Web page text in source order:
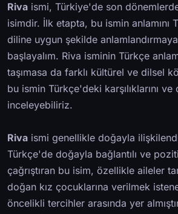
Riva ismi, Türkiye'de son
isimdir. İlk etapta, bu ismin anlamını
diline uygun şekilde
başlayalım. Riva isminin Türkçe
taşımasa da farklı kültürel ve dilsel
bu ismin Türkçe'deki karşılıklarını ve
inceleyebiliriz.
Riva ismi genellikle doğayla
Türkçe'de doğayla bağlantılı ve
çağrıştıran bu isim, özellikle aileler
doğan kız çocuklarına verilmek
öncelikli tercihler arasında yer